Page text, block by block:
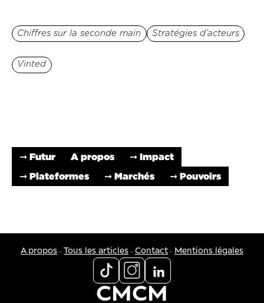
Chiffres sur la seconde main Stratégies d’acteurs
Vinted
➞ Futur A propos
➞ Impact
➞ Plateformes
➞ Marchés ➞ Pouvoirs
A propos - Tous les articles - Contact - Mentions légales
CMCM